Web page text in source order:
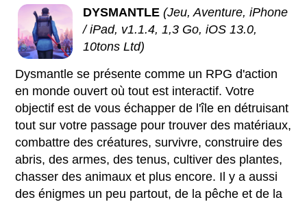
DYSMANTLE (Jeu, Aventure, iPhone
/ iPad, v1.1.4, 1,3 Go, iOS 13.0,
10tons Ltd)
Dysmantle se présente comme un RPG d'action
en monde ouvert où tout est interactif. Votre
objectif est de vous échapper de l'île en détruisant
tout sur votre passage pour trouver des matériaux,
combattre des créatures, survivre, construire des
abris, des armes, des tenus, cultiver des plantes,
chasser des animaux et plus encore. Il y a aussi
des énigmes un peu partout, de la pêche et de la